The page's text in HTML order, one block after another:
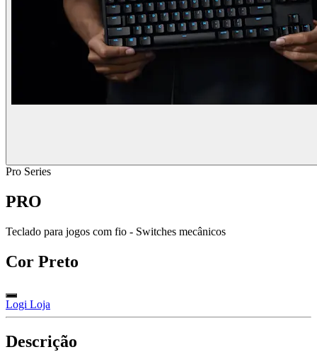
Pro Series
PRO
Teclado para jogos com fio - Switches mecânicos
Cor Preto
Logi Loja
Descrição